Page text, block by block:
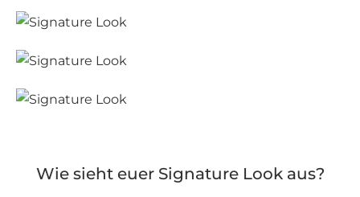
Wie sieht euer Signature Look aus?